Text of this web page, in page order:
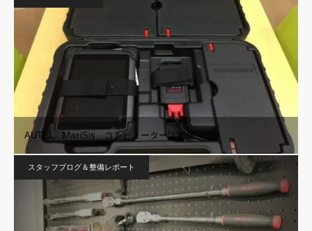
AUTEL MaxiSis コンピューター診断機
スタッフブログ＆整備レポート